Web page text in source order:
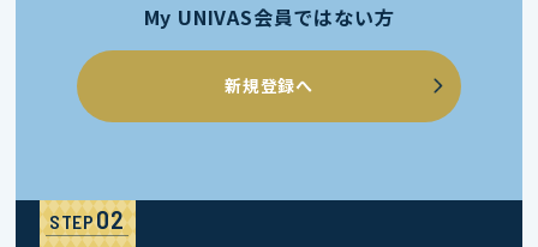
My UNIVAS会員ではない方
新規登録へ
STEP